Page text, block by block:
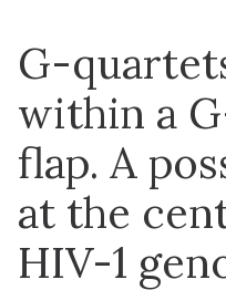
G-
within a
flap. A
at the
HIV-1